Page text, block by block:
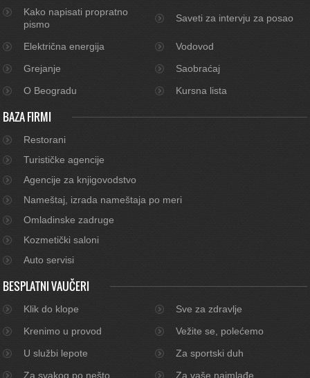
Kako napisati propratno
pismo
Saveti za intervju za posao
Električna energija
Vodovod
Grejanje
Saobraćaj
O Beogradu
Kursna lista
BAZA FIRMI
Restorani
Turističke agencije
Agencije za knjigovodstvo
Nameštaj, izrada nameštaja po meri
Omladinske zadruge
Kozmetički saloni
Auto servisi
BESPLATNI VAUČERI
Klik do klope
Sve za zdravlje
Krenimo u provod
Vežite se, polećemo
U službi lepote
Za sportski duh
Za svakog po nešto
Za vaše najmlađe